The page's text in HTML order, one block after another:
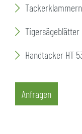
Tigersägeblätter
Handtacker HT
Anfragen